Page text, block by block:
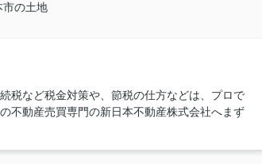
市の土地
税など税金対策や、節税の仕方などは、プロで
不動産売買専門の新日本不動産株式会社へまず